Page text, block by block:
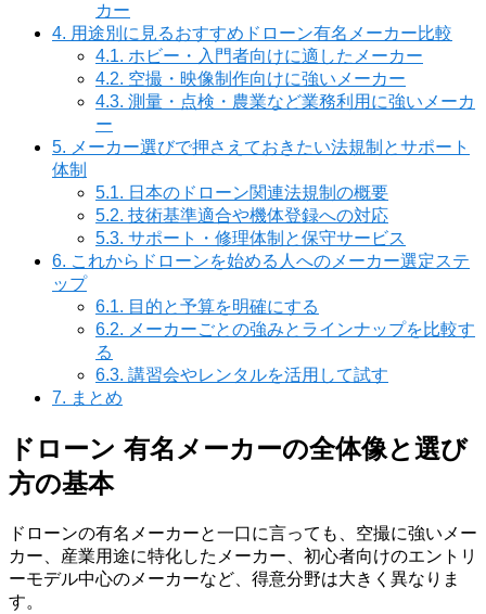
カー
4. 用途別に見るおすすめドローン有名メーカー比較
4.1. ホビー・入門者向けに適したメーカー
4.2. 空撮・映像制作向けに強いメーカー
4.3. 測量・点検・農業など業務利用に強いメーカ
ー
5. メーカー選びで押さえておきたい法規制とサポート
体制
5.1. 日本のドローン関連法規制の概要
5.2. 技術基準適合や機体登録への対応
5.3. サポート・修理体制と保守サービス
6. これからドローンを始める人へのメーカー選定ステ
ップ
6.1. 目的と予算を明確にする
6.2. メーカーごとの強みとラインナップを比較す
る
6.3. 講習会やレンタルを活用して試す
7. まとめ
ドローン 有名メーカーの全体像と選び
方の基本
ドローンの有名メーカーと一口に言っても、空撮に強いメー
カー、産業用途に特化したメーカー、初心者向けのエントリ
ーモデル中心のメーカーなど、得意分野は大きく異なりま
す。